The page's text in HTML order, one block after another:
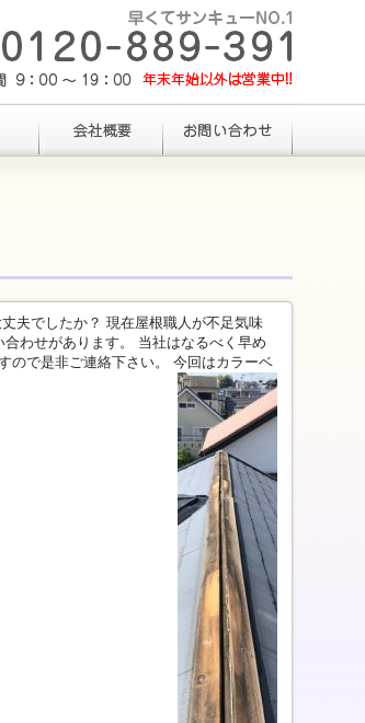
夫でしたか？ 現在屋根職人が不足気味
わせがあります。 当社はなるべく早め
ので是非ご連絡下さい。 今回はカラーベ